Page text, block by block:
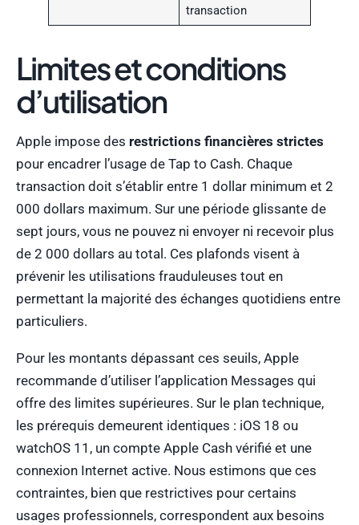
transaction
Limites et conditions
d’utilisation
Apple impose des restrictions financières strictes
pour encadrer l’usage de Tap to Cash. Chaque
transaction doit s’établir entre 1 dollar minimum et 2
000 dollars maximum. Sur une période glissante de
sept jours, vous ne pouvez ni envoyer ni recevoir plus
de 2 000 dollars au total. Ces plafonds visent à
prévenir les utilisations frauduleuses tout en
permettant la majorité des échanges quotidiens entre
particuliers.
Pour les montants dépassant ces seuils, Apple
recommande d’utiliser l’application Messages qui
offre des limites supérieures. Sur le plan technique,
les prérequis demeurent identiques : iOS 18 ou
watchOS 11, un compte Apple Cash vérifié et une
connexion Internet active. Nous estimons que ces
contraintes, bien que restrictives pour certains
usages professionnels, correspondent aux besoins